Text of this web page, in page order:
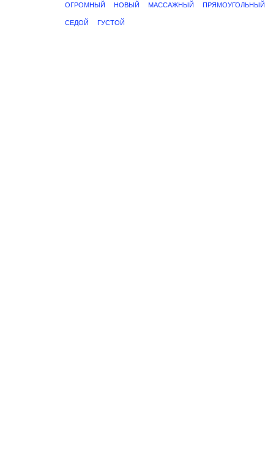
ОГРОМНЫЙ НОВЫЙ МАССАЖНЫЙ ПРЯМОУГОЛЬНЫЙ
СЕДОЙ ГУСТОЙ